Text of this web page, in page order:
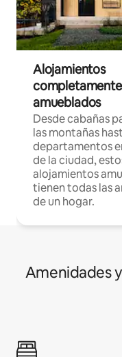
Alojamientos
completamente
amueblados
Desde cabañas
las montañas
departamentos
de la ciudad,
alojamientos
tienen todas las
de un hogar.
Amenidades